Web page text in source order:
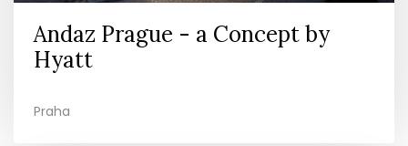
Andaz Prague - a Concept by
Hyatt
Praha